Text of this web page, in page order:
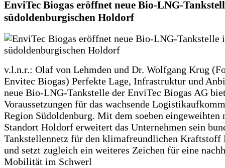
EnviTec Biogas eröffnet neue Bio-LNG-
südoldenburgischen Holdorf
v.l.n.r.: Olaf von Lehmden und Dr. Wolfgang Krug
Envitec Biogas) Perfekte Lage, Infrastruktur und
neue Bio-LNG-Tankstelle der EnviTec Biogas AG
Voraussetzungen für das wachsende
Region Südoldenburg. Mit dem soeben eingeweihten
Standort Holdorf erweitert das Unternehmen sein
Tankstellennetz für den klimafreundlichen Kraftstoff
und setzt zugleich ein weiteres Zeichen für eine
Mobilität im Schwerl